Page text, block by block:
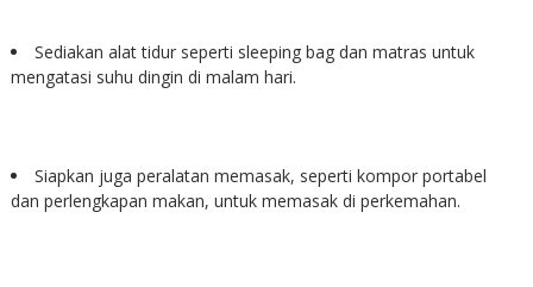
Sediakan alat tidur seperti sleeping bag dan matras untuk
mengatasi suhu dingin di malam hari.
Siapkan juga peralatan memasak, seperti kompor portabel
dan perlengkapan makan, untuk memasak di perkemahan.